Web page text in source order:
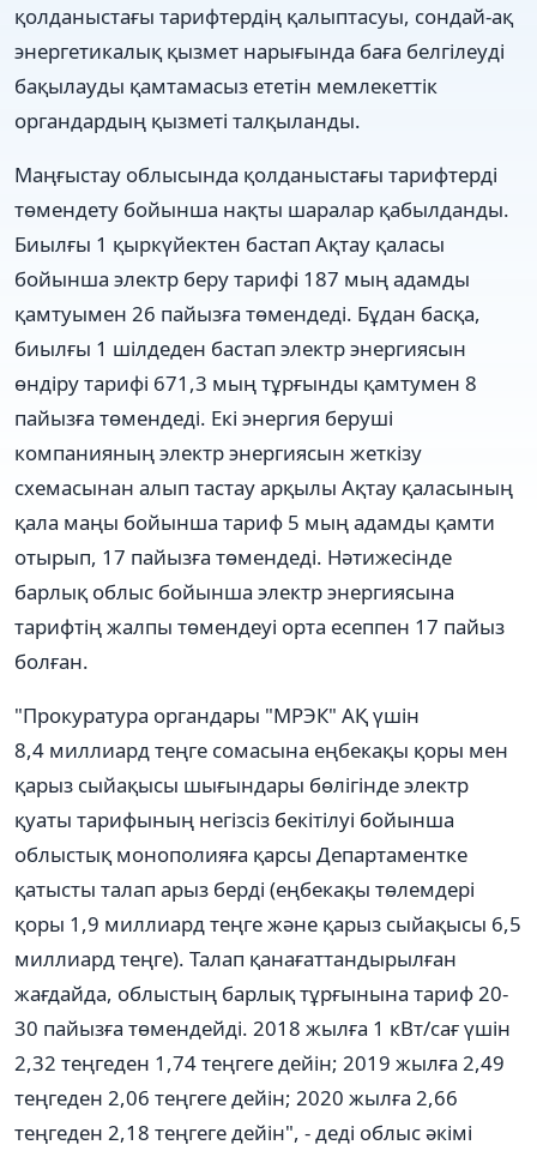
қолданыстағы тарифтердің қалыптасуы, сондай-ақ
энергетикалық қызмет нарығында баға белгілеуді
бақылауды қамтамасыз ететін мемлекеттік
органдардың қызметі талқыланды.
Маңғыстау облысында қолданыстағы тарифтерді
төмендету бойынша нақты шаралар қабылданды.
Биылғы 1 қыркүйектен бастап Ақтау қаласы
бойынша электр беру тарифі 187 мың адамды
қамтуымен 26 пайызға төмендеді. Бұдан басқа,
биылғы 1 шілдеден бастап электр энергиясын
өндіру тарифі 671,3 мың тұрғынды қамтумен 8
пайызға төмендеді. Екі энергия беруші
компанияның электр энергиясын жеткізу
схемасынан алып тастау арқылы Ақтау қаласының
қала маңы бойынша тариф 5 мың адамды қамти
отырып, 17 пайызға төмендеді. Нәтижесінде
барлық облыс бойынша электр энергиясына
тарифтің жалпы төмендеуі орта есеппен 17 пайыз
болған.
"Прокуратура органдары "МРЭК" АҚ үшін
8,4 миллиард теңге сомасына еңбекақы қоры мен
қарыз сыйақысы шығындары бөлігінде электр
қуаты тарифының негізсіз бекітілуі бойынша
облыстық монополияға қарсы Департаментке
қатысты талап арыз берді (еңбекақы төлемдері
қоры 1,9 миллиард теңге және қарыз сыйақысы 6,5
миллиард теңге). Талап қанағаттандырылған
жағдайда, облыстың барлық тұрғынына тариф 20-
30 пайызға төмендейді. 2018 жылға 1 кВт/сағ үшін
2,32 теңгеден 1,74 теңгеге дейін; 2019 жылға 2,49
теңгеден 2,06 теңгеге дейін; 2020 жылға 2,66
теңгеден 2,18 теңгеге дейін", - деді облыс әкімі